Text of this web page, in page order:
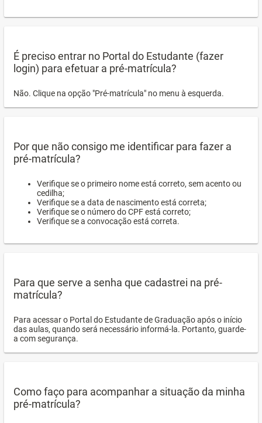
É preciso entrar no Portal do Estudante (fazer
login) para efetuar a pré-matrícula?
Não. Clique na opção "Pré-matrícula" no menu à esquerda.
Por que não consigo me identificar para fazer a
pré-matrícula?
Verifique se o primeiro nome está correto, sem acento ou
cedilha;
Verifique se a data de nascimento está correta;
Verifique se o número do CPF está correto;
Verifique se a convocação está correta.
Para que serve a senha que cadastrei na pré-
matrícula?
Para acessar o Portal do Estudante de Graduação após o início
das aulas, quando será necessário informá-la. Portanto, guarde-
a com segurança.
Como faço para acompanhar a situação da minha
pré-matrícula?